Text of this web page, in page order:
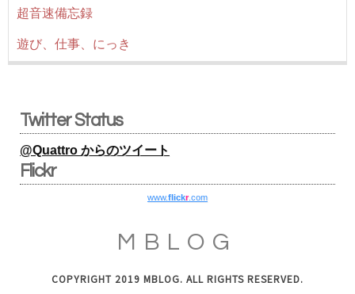
超音速備忘録
遊び、仕事、にっき
Twitter Status
@Quattro からのツイート
Flickr
www.flickr.com
MBLOG
COPYRIGHT 2019 MBLOG. ALL RIGHTS RESERVED.